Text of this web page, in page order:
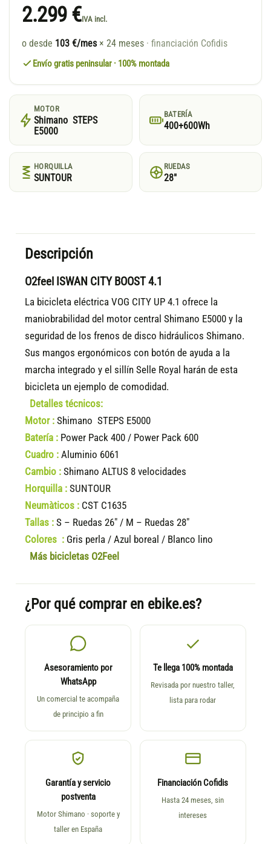
2.299 €IVA incl.
o desde 103 €/mes × 24 meses · financiación Cofidis
Envío gratis peninsular · 100% montada
MOTOR
Shimano STEPS
E5000
BATERÍA
400+600Wh
HORQUILLA
SUNTOUR
RUEDAS
28"
Descripción
O2feel ISWAN CITY BOOST 4.1
La bicicleta eléctrica VOG CITY UP 4.1 ofrece la
maniobrabilidad del motor central Shimano E5000 y la
seguridad de los frenos de disco hidráulicos Shimano.
Sus mangos ergonómicos con botón de ayuda a la
marcha integrado y el sillín Selle Royal harán de esta
bicicleta un ejemplo de comodidad.
Detalles técnicos:
Motor : Shimano STEPS E5000
Batería : Power Pack 400 / Power Pack 600
Cuadro :Aluminio 6061
Cambio :Shimano ALTUS 8 velocidades
Horquilla :SUNTOUR
Neumàticos : CST C1635
Tallas :S – Ruedas 26″ / M – Ruedas 28″
Colores : Gris perla / Azul boreal / Blanco lino
Más bicicletas O2Feel
¿Por qué comprar en ebike.es?
Asesoramiento por
WhatsApp
Un comercial te acompaña
de principio a fin
Te llega 100% montada
Revisada por nuestro taller,
lista para rodar
Garantía y servicio
postventa
Motor Shimano · soporte y
taller en España
Financiación Cofidis
Hasta 24 meses, sin
intereses